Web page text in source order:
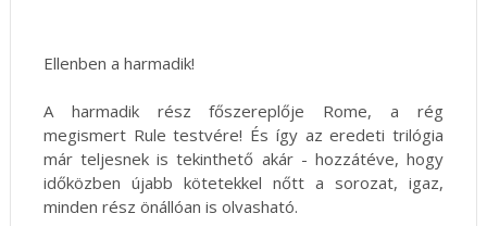
Ellenben a harmadik!
A harmadik rész főszereplője Rome, a rég
megismert Rule testvére! És így az eredeti trilógia
már teljesnek is tekinthető akár - hozzátéve, hogy
időközben újabb kötetekkel nőtt a sorozat, igaz,
minden rész önállóan is olvasható.